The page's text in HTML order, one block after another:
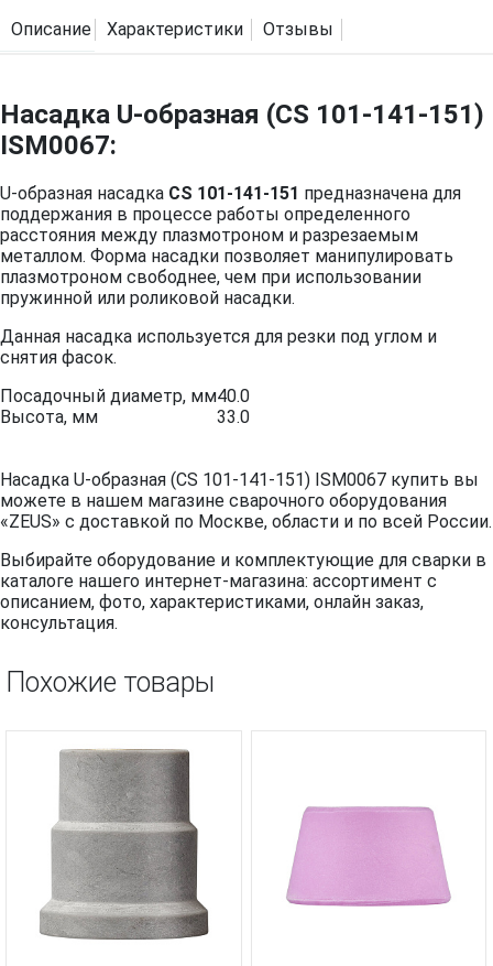
Описание Характеристики Отзывы
Насадка U-образная (CS 101-141-151)
ISM0067:
U-образная насадка CS 101-141-151 предназначена для
поддержания в процессе работы определенного
расстояния между плазмотроном и разрезаемым
металлом. Форма насадки позволяет манипулировать
плазмотроном свободнее, чем при использовании
пружинной или роликовой насадки.
Данная насадка используется для резки под углом и
снятия фасок.
Посадочный диаметр, мм40.0
Высота, мм
33.0
Насадка U-образная (CS 101-141-151) ISM0067 купить вы
можете в нашем магазине сварочного оборудования
«ZEUS» с доставкой по Москве, области и по всей России.
Выбирайте оборудование и комплектующие для сварки в
каталоге нашего интернет-магазина: ассортимент с
описанием, фото, характеристиками, онлайн заказ,
консультация.
Похожие товары